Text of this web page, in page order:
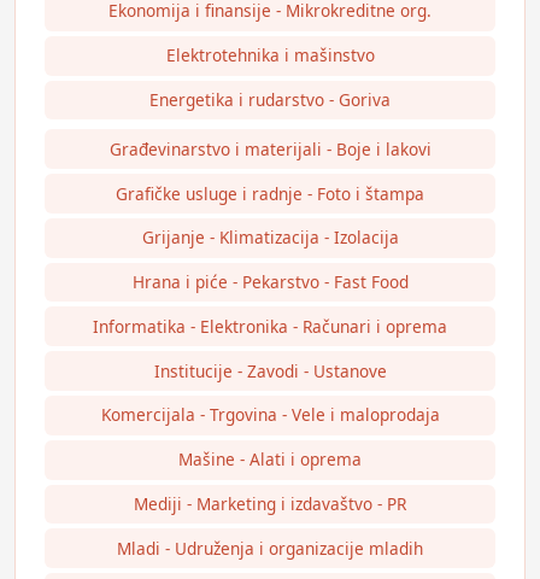
Ekonomija i finansije - Mikrokreditne org.
Elektrotehnika i mašinstvo
Energetika i rudarstvo - Goriva
Građevinarstvo i materijali - Boje i lakovi
Grafičke usluge i radnje - Foto i štampa
Grijanje - Klimatizacija - Izolacija
Hrana i piće - Pekarstvo - Fast Food
Informatika - Elektronika - Računari i oprema
Institucije - Zavodi - Ustanove
Komercijala - Trgovina - Vele i maloprodaja
Mašine - Alati i oprema
Mediji - Marketing i izdavaštvo - PR
Mladi - Udruženja i organizacije mladih